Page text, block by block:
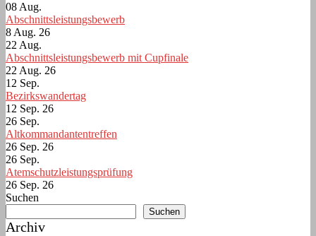
08Aug.
Abschnittsleistungsbewerb
8 Aug. 26
22Aug.
Abschnittsleistungsbewerb mit Cupfinale
22 Aug. 26
12 Sep.
Bezirkswandertag
12 Sep. 26
26 Sep.
Altkommandantentreffen
26 Sep. 26
26 Sep.
Atemschutzleistungsprüfung
26 Sep. 26
Suchen
Suchen
Archiv